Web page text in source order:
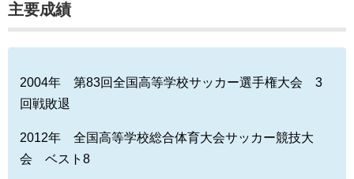
主要成績
2004年 第83回全国高等学校サッカー選手権大会 3
回戦敗退
2012年 全国高等学校総合体育大会サッカー競技大
会 ベスト8